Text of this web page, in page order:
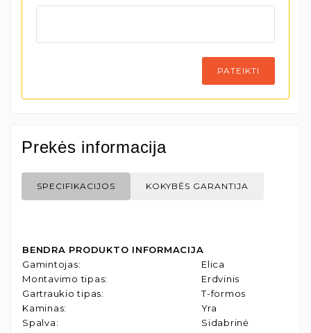
PATEIKTI
Prekės informacija
SPECIFIKACIJOS KOKYBĖS GARANTIJA
BENDRA PRODUKTO INFORMACIJA
Gamintojas:
Elica
Montavimo tipas:
Erdvinis
Gartraukio tipas:
T-formos
Kaminas:
Yra
Spalva:
Sidabrinė